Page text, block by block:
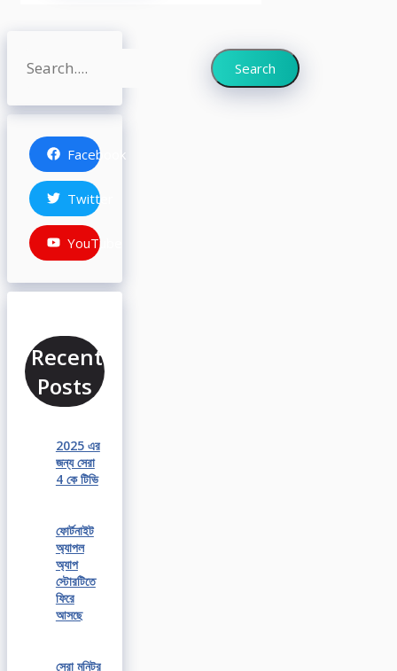
Search Search
Facebook
Twitter
YouTube
Recent
Posts
2025 এর
জন্য সেরা
4 কে টিভি
ফোর্টনাইট
অ্যাপল
অ্যাপ
স্টোরটিতে
ফিরে
আসছে
সেরা মনিটর